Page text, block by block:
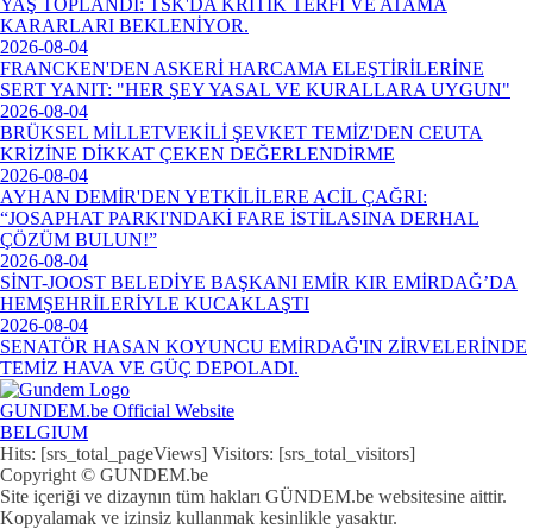
KARARLARI BEKLENİYOR.
2026-08-04
FRANCKEN'DEN ASKERİ HARCAMA ELEŞTİRİLERİNE
SERT YANIT: "HER ŞEY YASAL VE KURALLARA UYGUN"
2026-08-04
BRÜKSEL MİLLETVEKİLİ ŞEVKET TEMİZ'DEN CEUTA
KRİZİNE DİKKAT ÇEKEN DEĞERLENDİRME
2026-08-04
AYHAN DEMİR'DEN YETKİLİLERE ACİL ÇAĞRI:
“JOSAPHAT PARKI'NDAKİ FARE İSTİLASINA DERHAL
ÇÖZÜM BULUN!”
2026-08-04
SİNT-JOOST BELEDİYE BAŞKANI EMİR KIR EMİRDAĞ’DA
HEMŞEHRİLERİYLE KUCAKLAŞTI
2026-08-04
SENATÖR HASAN KOYUNCU EMİRDAĞ'IN ZİRVELERİNDE
TEMİZ HAVA VE GÜÇ DEPOLADI.
GUNDEM.be Official Website
BELGIUM
Hits: [srs_total_pageViews] Visitors: [srs_total_visitors]
Copyright © GUNDEM.be
Site içeriği ve dizaynın tüm hakları GÜNDEM.be websitesine aittir.
Kopyalamak ve izinsiz kullanmak kesinlikle yasaktır.